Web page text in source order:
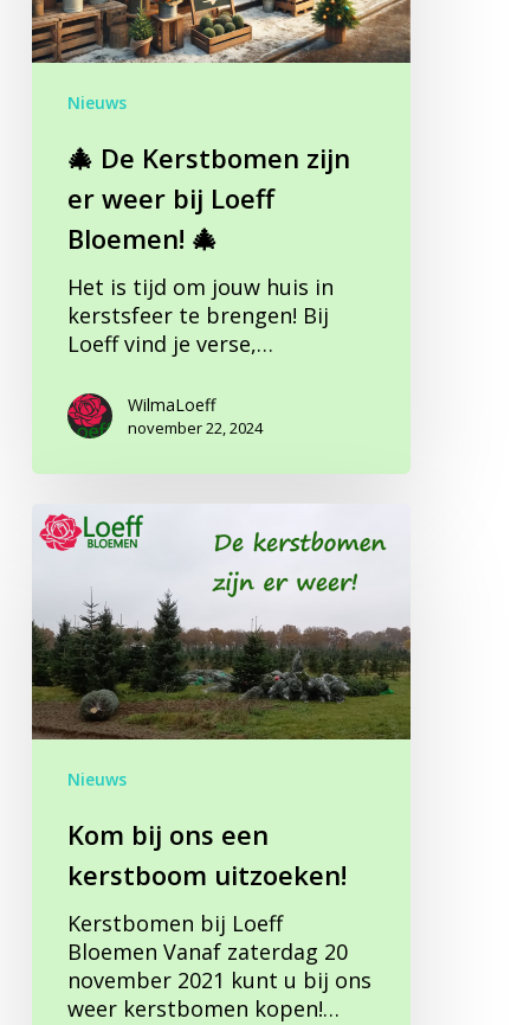
Loeff
Bloemen! 🎄
Nieuws
🎄 De Kerstbomen zijn
er weer bij Loeff
Bloemen! 🎄
Het is tijd om jouw huis in
kerstsfeer te brengen! Bij
Loeff vind je verse,…
WilmaLoeff
november 22, 2024
Kom
bij
kerstboom
uitzoeken!
Nieuws
Kom bij ons een
kerstboom uitzoeken!
Kerstbomen bij Loeff
Bloemen Vanaf zaterdag 20
november 2021 kunt u bij ons
weer kerstbomen kopen!…